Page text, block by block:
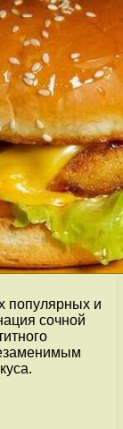
популярных и
сочной